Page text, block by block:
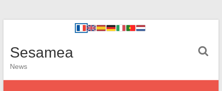
Sesamea
News